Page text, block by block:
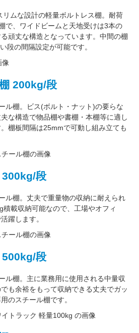
リムな設計の軽量ボルトレス棚。 耐荷
で、ワイドビームと天地受けは3本の
頑丈な構造となっています。中間の棚
段の間隔設定が可能です。
200kg/段
ル棚。ビス(ボルト・ナット)の要らな
な構造で物品棚や書棚・本棚等に適し
棚板間隔は25mmで可動し組み立ても
300kg/段
ル棚。丈夫で重量物の収納に耐えられ
積載収納可能なので、工場やオフィ
躍します。
500kg/段
ル棚。主に業務用に使用される中量収
も余裕をもって収納できる丈夫でガッ
のスチール棚です。